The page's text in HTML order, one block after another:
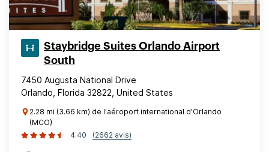
Staybridge Suites Orlando Airport
South
7450 Augusta National Drive
Orlando, Florida 32822, United States
2.28 mi (3.66 km) de l'aéroport international d'Orlando
(MCO)
4.40
(2662 avis)